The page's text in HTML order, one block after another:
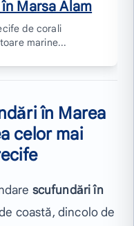
Marsa Alam
de corali
marine...
în Marea
celor mai
scufundări în
coastă, dincolo de